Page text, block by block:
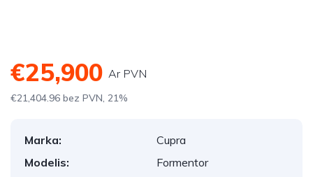
€25,900 Ar PVN
€21,404.96 bez PVN, 21%
Marka:
Cupra
Modelis:
Formentor